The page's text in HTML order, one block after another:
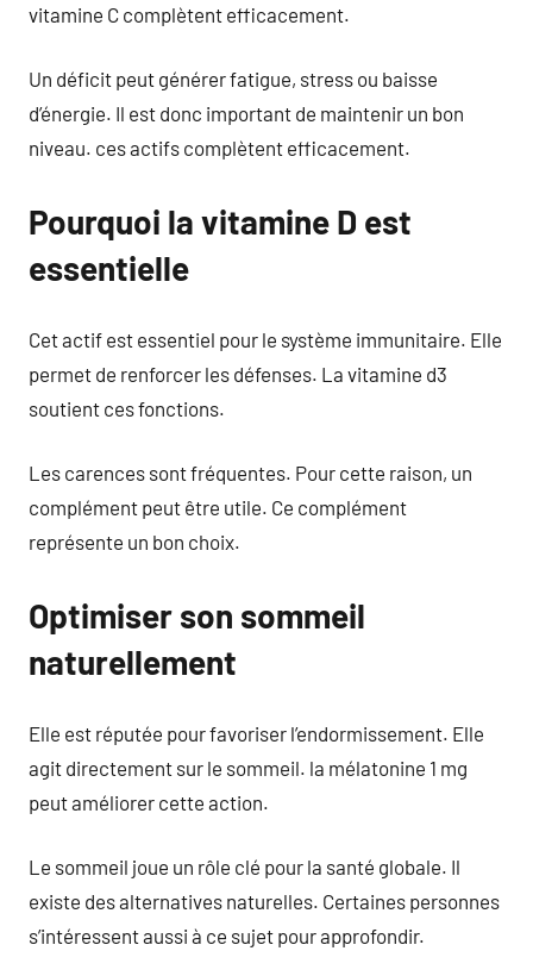
vitamine C complètent efficacement.
Un déficit peut générer fatigue, stress ou baisse
d’énergie. Il est donc important de maintenir un bon
niveau. ces actifs complètent efficacement.
Pourquoi la vitamine D est
essentielle
Cet actif est essentiel pour le système immunitaire. Elle
permet de renforcer les défenses. La vitamine d3
soutient ces fonctions.
Les carences sont fréquentes. Pour cette raison, un
complément peut être utile. Ce complément
représente un bon choix.
Optimiser son sommeil
naturellement
Elle est réputée pour favoriser l’endormissement. Elle
agit directement sur le sommeil. la mélatonine 1 mg
peut améliorer cette action.
Le sommeil joue un rôle clé pour la santé globale. Il
existe des alternatives naturelles. Certaines personnes
s’intéressent aussi à ce sujet pour approfondir.